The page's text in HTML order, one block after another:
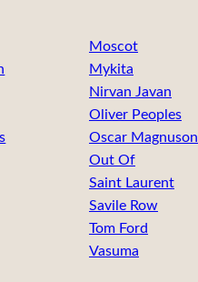
Moscot
Mykita
Nirvan Javan
Oliver Peoples
Oscar Magnuson
Out Of
Saint Laurent
Savile Row
Tom Ford
Vasuma